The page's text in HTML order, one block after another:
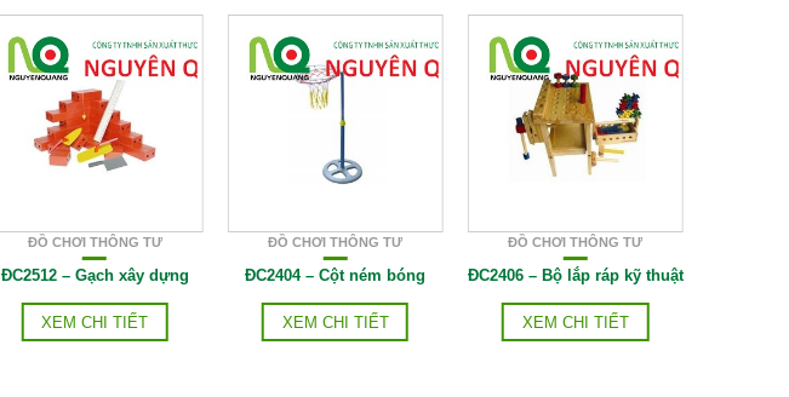
ĐỒ CHƠI THÔNG TƯ
ĐC2512 – Gạch xây dựng
XEM CHI TIẾT
ĐỒ CHƠI THÔNG TƯ
ĐC2404 – Cột ném bóng
XEM CHI TIẾT
ĐỒ CHƠI THÔNG TƯ
ĐC2406 – Bộ lắp ráp kỹ thuật
XEM CHI TIẾT